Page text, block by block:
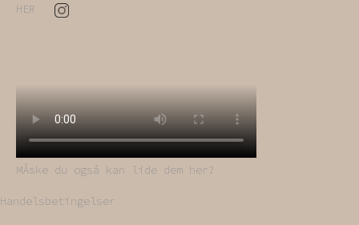
HER
MÅske du også kan lide dem her?
Handelsbetingelser